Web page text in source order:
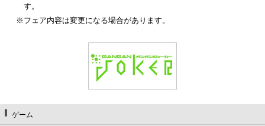
す。
※フェア内容は変更になる場合があります。
ゲーム